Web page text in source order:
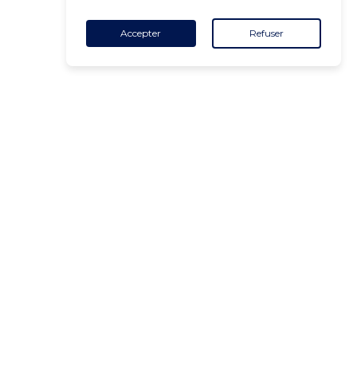
Accepter Refuser